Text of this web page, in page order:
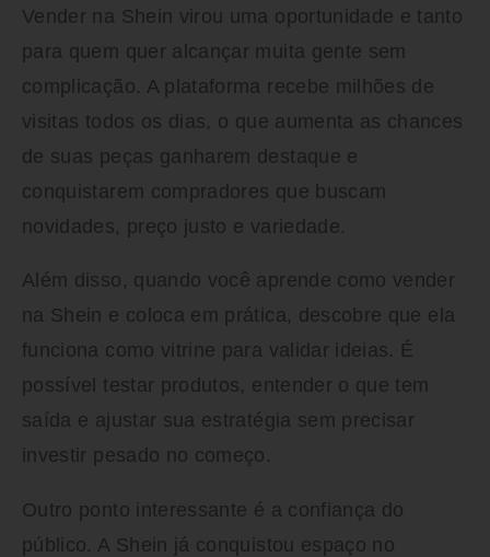
Vender na Shein virou uma oportunidade e tanto
para quem quer alcançar muita gente sem
complicação. A plataforma recebe milhões de
visitas todos os dias, o que aumenta as chances
de suas peças ganharem destaque e
conquistarem compradores que buscam
novidades, preço justo e variedade.
Além disso, quando você aprende como vender
na Shein e coloca em prática, descobre que ela
funciona como vitrine para validar ideias. É
possível testar produtos, entender o que tem
saída e ajustar sua estratégia sem precisar
investir pesado no começo.
Outro ponto interessante é a confiança do
público. A Shein já conquistou espaço no